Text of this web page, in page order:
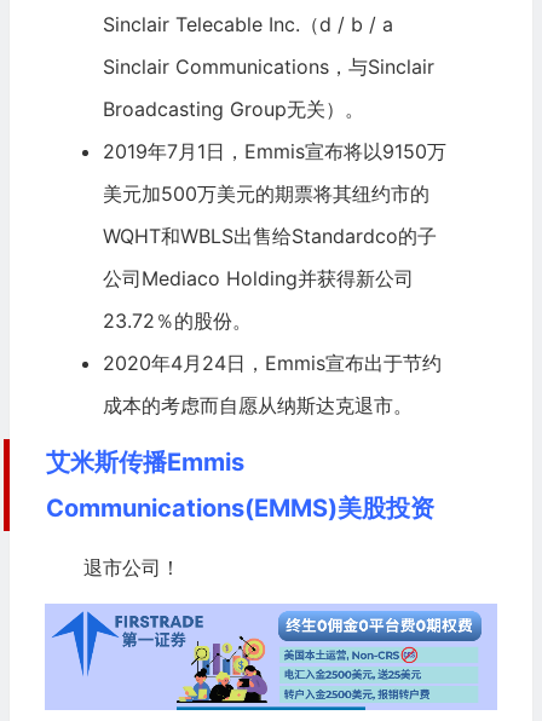
Sinclair Telecable Inc.（d / b / a
Sinclair Communications，与Sinclair
Broadcasting Group无关）。
2019年7月1日，Emmis宣布将以9150万
美元加500万美元的期票将其纽约市的
WQHT和WBLS出售给Standardco的子
公司Mediaco Holding并获得新公司
23.72％的股份。
2020年4月24日，Emmis宣布出于节约
成本的考虑而自愿从纳斯达克退市。
艾米斯传播Emmis
Communications(EMMS)美股投资
退市公司！